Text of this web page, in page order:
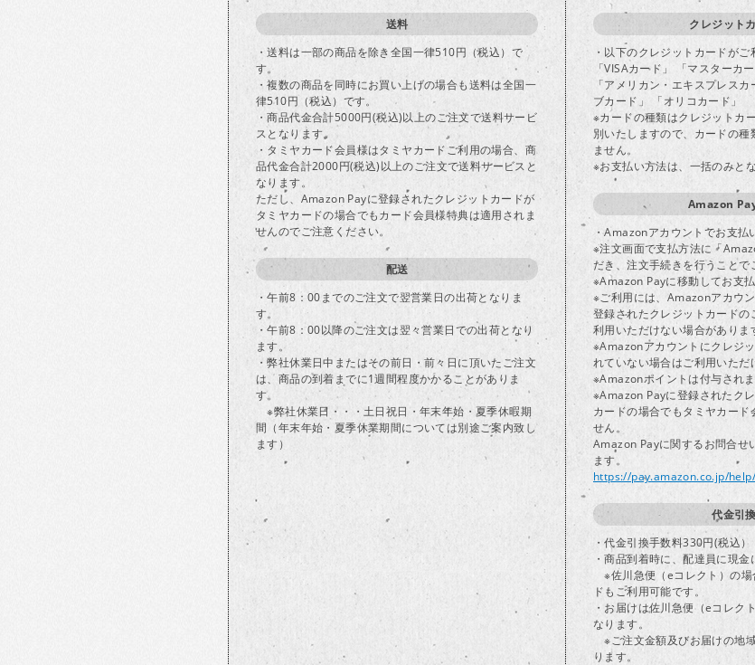
送料
・送料は一部の商品を除き全国一律510円（税込）で
す。
・複数の商品を同時にお買い上げの場合も送料は全国一
律510円（税込）です。
・商品代金合計5000円(税込)以上のご注文で送料サービ
スとなります。
・タミヤカード会員様はタミヤカードご利用の場合、商
品代金合計2000円(税込)以上のご注文で送料サービスと
なります。
ただし、Amazon Payに登録されたクレジットカードが
タミヤカードの場合でもカード会員様特典は適用されま
せんのでご注意ください。
配送
・午前8：00までのご注文で翌営業日の出荷となりま
す。
・午前8：00以降のご注文は翌々営業日での出荷となり
ます。
・弊社休業日中またはその前日・前々日に頂いたご注文
は、商品の到着までに1週間程度かかることがありま
す。
※弊社休業日・・・土日祝日・年末年始・夏季休暇期
間（年末年始・夏季休業期間については別途ご案内致し
ます）
クレジット
・以下のクレジットカードがご
「VISAカード」 「マスターカ
「アメリカン・エキスプレス
ブカード」 「オリコカード」
※カードの種類はクレジットカ
別いたしますので、カードの種
ません。
※お支払い方法は、一括のみと
Amazon
・Amazonアカウントでお支払
※注文画面で支払方法に「
だき、注文手続きを行うことで
※Amazon Payに移動してお支払
※ご利用には、Amazonアカウン
登録されたクレジットカード
利用いただけない場合がありま
※Amazonアカウントにクレジ
れていない場合はご利用いただ
※Amazonポイントは付与されま
※Amazon Payに登録されたク
カードの場合でもタミヤカード
せん。
Amazon Payに関するお問合せ
ます。
https://pay.amazon.co.jp/
代金引換
・代金引換手数料330円(税込）
・商品到着時に、配達員に現金
※佐川急便（eコレクト）の場
ドもご利用可能です。
・お届けは佐川急便（eコレク
なります。
※ご注文金額及びお届けの地
ります。